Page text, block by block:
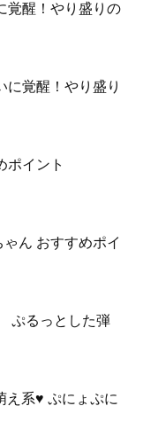
醒！やり盛りの
覚醒！やり盛り
イント
ん おすすめポイ
るっとした弾
系♥ ぷにょぷに